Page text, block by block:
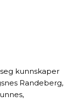
kunnskaper
Randeberg,